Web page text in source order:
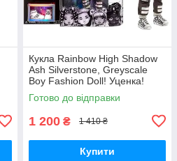
Кукла Rainbow High Shadow
Ash Silverstone, Greyscale
Boy Fashion Doll! Уценка!
Готово до відправки
1 200 ₴ 1 410 ₴
Купити